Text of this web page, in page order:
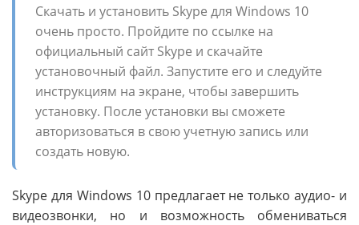
Скачать и установить Skype для Windows 10
очень просто. Пройдите по ссылке на
официальный сайт Skype и скачайте
установочный файл. Запустите его и следуйте
инструкциям на экране, чтобы завершить
установку. После установки вы сможете
авторизоваться в свою учетную запись или
создать новую.
Skype для Windows 10 предлагает не только аудио- и
видеозвонки, но и возможность обмениваться